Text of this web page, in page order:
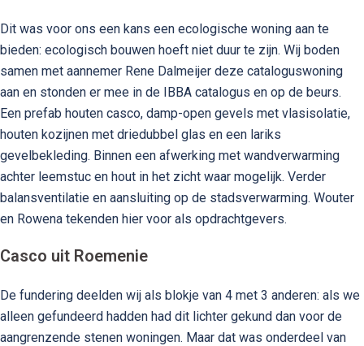
Dit was voor ons een kans een ecologische woning aan te
bieden: ecologisch bouwen hoeft niet duur te zijn. Wij boden
samen met aannemer Rene Dalmeijer deze cataloguswoning
aan en stonden er mee in de IBBA catalogus en op de beurs.
Een prefab houten casco, damp-open gevels met vlasisolatie,
houten kozijnen met driedubbel glas en een lariks
gevelbekleding. Binnen een afwerking met wandverwarming
achter leemstuc en hout in het zicht waar mogelijk. Verder
balansventilatie en aansluiting op de stadsverwarming. Wouter
en Rowena tekenden hier voor als opdrachtgevers.
Casco uit Roemenie
De fundering deelden wij als blokje van 4 met 3 anderen: als we
alleen gefundeerd hadden had dit lichter gekund dan voor de
aangrenzende stenen woningen. Maar dat was onderdeel van